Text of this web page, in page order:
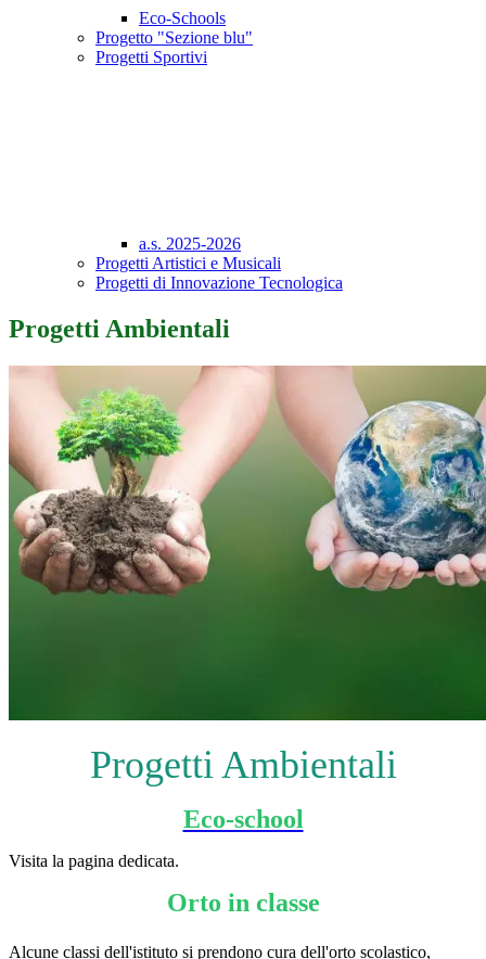
Eco-Schools
Progetto "Sezione blu"
Progetti Sportivi
a.s. 2025-2026
Progetti Artistici e Musicali
Progetti di Innovazione Tecnologica
Progetti Ambientali
Progetti Ambientali
Eco-school
Visita la pagina dedicata.
Orto in classe
Alcune classi dell'istituto si prendono cura dell'orto scolastico,